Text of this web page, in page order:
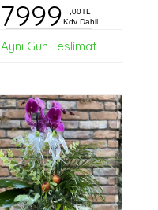
7999
,00TL
Kdv Dahil
Aynı Gün Teslimat